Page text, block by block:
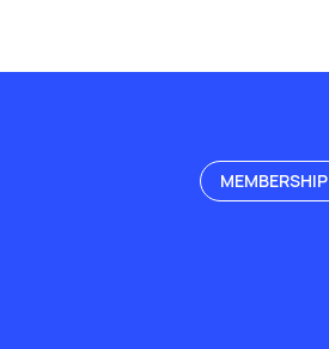
MEMBERSHIP